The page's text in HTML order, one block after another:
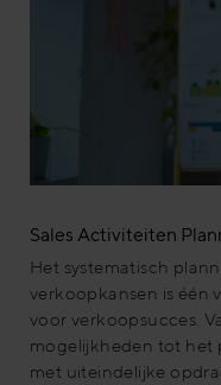
Sales Activiteiten
Het systematisch
verkoopkansen is één
voor verkoopsucces.
mogelijkheden tot het
met uiteindelijke